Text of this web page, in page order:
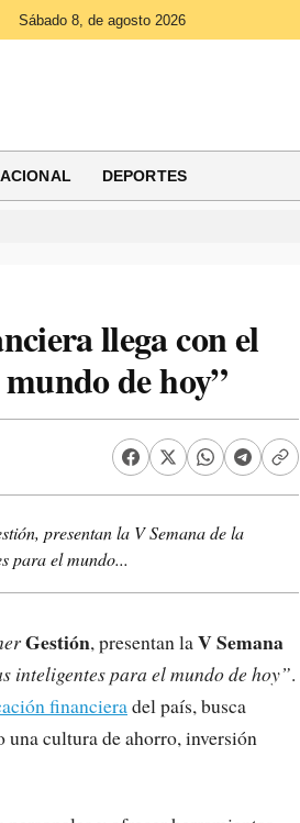
Sábado 8, de agosto 2026
DEPORTES
llega con el
de hoy”
presentan la V Semana de la
para el mundo...
Gestión, presentan laV Semana
inteligentes para el mundo de hoy”.
financieradel país, busca
cultura de ahorro, inversión